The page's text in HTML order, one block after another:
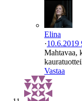
Elina
·10.6.2019
Mahtavaa,
Vastaa